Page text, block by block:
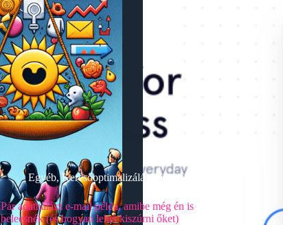
Egyéb,Keresőoptimalizálás (cikkek)
Pár adathalász e-mail példa, amibe még én is
beleesnék (és hogyan lehet kiszúrni őket)